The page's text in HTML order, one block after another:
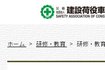
ホーム 研修・教育 研修・教